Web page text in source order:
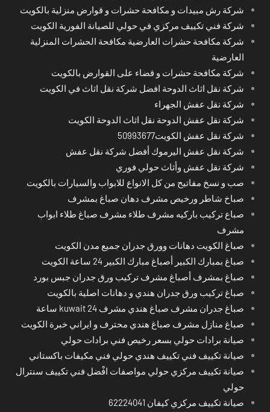
شركة رش مبيدات و مكافحة حشرات و قوارض منزلية بالكويت
شركة فني تكييف مركزي في حولي للصيانة الفورية الكويت
شركة مكافحة حشرات العارضية مكافحة الحشرات المنزلية
العارضية
شركة مكافحة حشرات و قضاء على القوارض بالكويت
شركة نقل اثاث الدوحة افضل شركة نقل اثاث في الكويت
شركة نقل عفش الجهراء
شركة نقل عفش الدوحة نقل اثاث الدوحة الكويت
شركة نقل عفش الكويت50993677
شركة نقل عفش اليرموك أفضل شركة نقل عفش
شركة نقل عفش وأثاث حولي فوري
صب و نسخ مفاتيح من كل الانواع للابواب والسيارات بالكويت
صباخ شاطر ورخيص مشرف دهان صباغ بمشرف
صباع تركيب باركيه مشرف طلاء مشرف صباغ طلاء ابواب
مشرف
صباغ الكويت دهانات وورق جدران جميع مدن الكويت
صباغ بمبارك الكبير أصباغ مبارك الكبير 24 ساعة الكويت
صباغ بمشرف أصباغ مشرف تركيب ورق جدران جبس بورد
صباغ تركيب ورق جدران هندي و دهانات اصلية بالكويت
صباغ جدران مشرف صباغ هندي مشرف kuwait 24 ساعة
صباغ منازل مشرف صباغ هندي محترف و ايراني خبرة الكويت
صيانة برادات حولي بسعر رخيص فني برادات حولي
صيانة تكييف فني تكييف هندي حولي فني مكيفات باكستاني
صيانة تكييف مركزي حولي مواصفات افْضل فني تكييف سنترال
حولي
صيانة تكييف مركزي كيفان 62224041